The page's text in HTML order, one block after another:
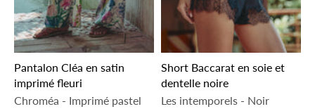
Pantalon Cléa en satin
imprimé fleuri
Chroméa - Imprimé pastel
Short Baccarat en soie et
dentelle noire
Les intemporels - Noir